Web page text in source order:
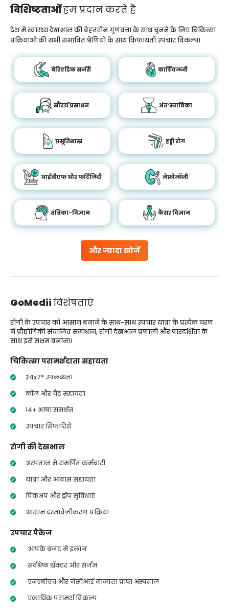
विशिष्टताओंहम प्रदान करते हैं
और ज्यादा खोजें
देश में स्वास्थ्य देखभाल की बेहतरीन गुणवत्ता के साथ चुनने के लिए चिकित्सा
प्रक्रियाओं की सभी संभावित श्रेणियों के साथ किफायती उपचार विकल्प।
बेरिएट्रिक सर्जरी कार्डियलजी
सौंदर्य प्रसाधन अंतःस्त्राविका
प्रसूतिशास्र हड्डी रोग
आईवीएफ और फर्टिलिटी नेफ्रोलॉजी
तंत्रिका-विज्ञान कैंसर विज्ञान
GoMediiविशेषताएं
रोगी के उपचार को आसान बनाने के साथ-साथ उपचार यात्रा के प्रत्येक चरण
में प्रौद्योगिकी संचालित समाधान, रोगी देखभाल प्रणाली और पारदर्शिता के
साथ इसे सक्षम बनाना।
चिकित्सा परामर्शदाता सहायता
24x7* उपलब्धता
कॉल और चैट सहायता
14+ भाषा समर्थन
उपचार सिफारिशें
रोगी की देखभाल
अस्पताल में समर्पित कर्मचारी
यात्रा और आवास सहायता
पिकअप और ड्रॉप सुविधाएं
आसान दस्तावेज़ीकरण प्रक्रिया
उपचार पैकेज
आपके बजट में इलाज
सर्वश्रेष्ठ डॉक्टर और सर्जन
एनएबीएच और जेसीआई मान्यता प्राप्त अस्पताल
एकाधिक परामर्श विकल्प